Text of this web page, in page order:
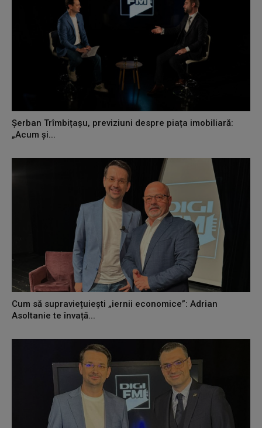
Șerban Trîmbițașu, previziuni despre piața imobiliară:
„Acum și...
Cum să supraviețuiești „iernii economice”: Adrian
Asoltanie te învață...